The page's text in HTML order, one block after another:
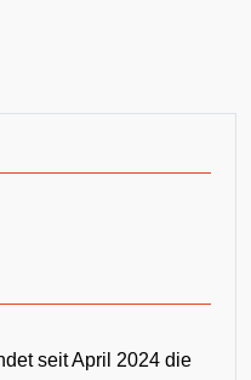
seit April 2024 die